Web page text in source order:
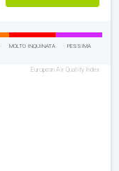
MOLTO INQUINATA PESSIMA
European Air Quality Index